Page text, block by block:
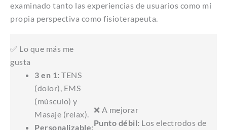
examinado tanto las experiencias de usuarios como mi
propia perspectiva como fisioterapeuta.
✅ Lo que más me
gusta
3 en 1: TENS
(dolor), EMS
(músculo) y
Masaje (relax).
Personalizable:
❌ A mejorar
Punto débil: Los electrodos de